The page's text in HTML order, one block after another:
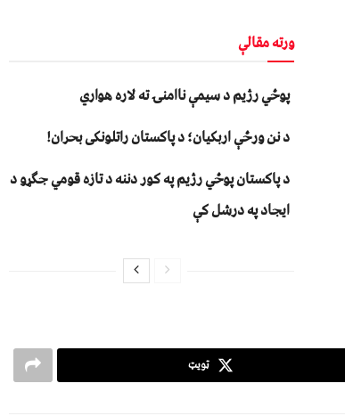
ورته مقالې
پوځي رژیم د سیمې ناامنۍ ته لاره هواري
د نن ورځې اربکیان؛ د پاکستان راتلونکی بحران!
د پاکستان پوځي رژیم په کور دننه د تازه قومي جګړو د
ایجاد په درشل کې
ټویټ